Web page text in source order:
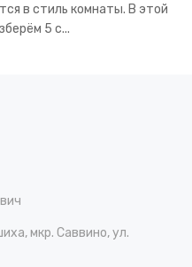
в стиль комнаты. В этой
5 с...
мкр. Саввино, ул.